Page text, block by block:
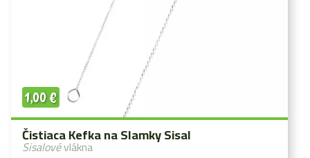
Čistiaca Kefka na Slamky Sisal
1,00€
Sisalovévlákna